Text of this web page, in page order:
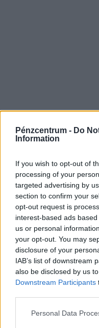
Pénzcentrum - Do
Information
If you wish to opt-out of
processing of your
targeted advertising by
section to confirm your
opt-out request is
interest-based ads
us or personal
your opt-out. You may
disclosure of your
IAB’s list of downstream
also be disclosed by us
Downstream Participants
Personal Data